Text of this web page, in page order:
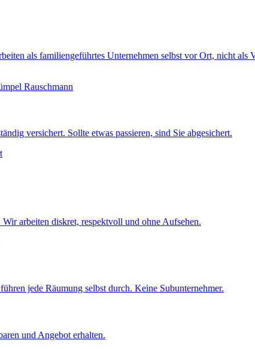
als familiengeführtes Unternehmen selbst vor Ort, nicht
versichert. Sollte etwas passieren, sind Sie abgesichert.
arbeiten diskret, respektvoll und ohne Aufsehen.
jede Räumung selbst durch. Keine Subunternehmer.
und Angebot erhalten.